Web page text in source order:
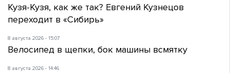
Кузя-Кузя, как же так? Евгений Кузнецов
переходит в «Сибирь»
8 августа 2026 - 15:07
Велосипед в щепки, бок машины всмятку
8 августа 2026 - 14:46